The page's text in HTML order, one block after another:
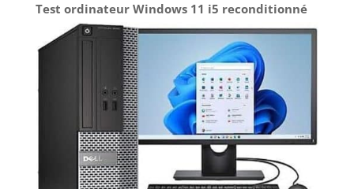
Test ordinateur Windows 11 i5 reconditionné